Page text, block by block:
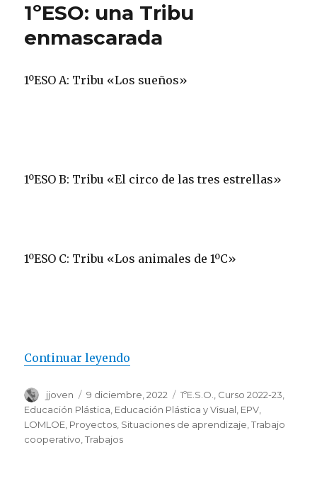
1ºESO: una Tribu
enmascarada
1ºESO A: Tribu «Los sueños»
1ºESO B: Tribu «El circo de las tres estrellas»
1ºESO C: Tribu «Los animales de 1ºC»
Continuar leyendo
Autor
jjoven
Publicado
el
9 diciembre, 2022 Categorías
1ºE.S.O., Curso 2022-23,
Educación Plástica, Educación Plástica y Visual, EPV,
LOMLOE, Proyectos, Situaciones de aprendizaje,Trabajo
cooperativo,Trabajos